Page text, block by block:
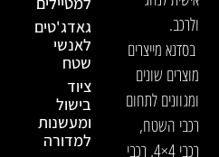
ולרכב.
בסדנא מייצרים
מוצרים שונים
ומגוונים לתחום
רכבי השטח,
רכבי 4×4, רכבי
גאדג'טים
לאנשי
שטח
ציוד
בישול
ומעשנות
למדורה